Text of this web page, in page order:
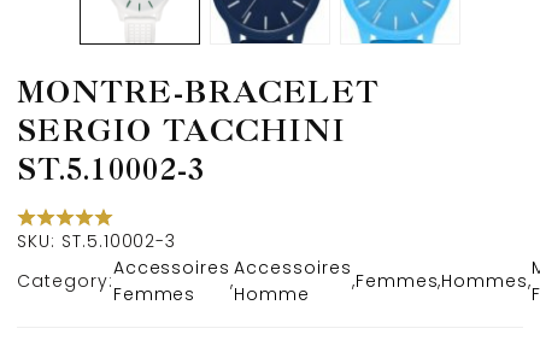
MONTRE-BRACELET
SERGIO TACCHINI
ST.5.10002-3
SKU: ST.5.10002-3
Category:
Accessoires
Femmes
,
Accessoires
Homme
,Femmes,Hommes,